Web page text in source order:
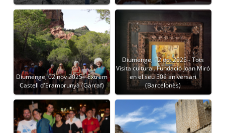
Diumenge, 02 nov 2025 - Extrem
Castell d'Eramprunyà (Garraf)
Diumenge, 12 oct 2025 - Tots
Visita cultural. Fundació Joan Miró
en el seu 50é aniversari
(Barcelonès)